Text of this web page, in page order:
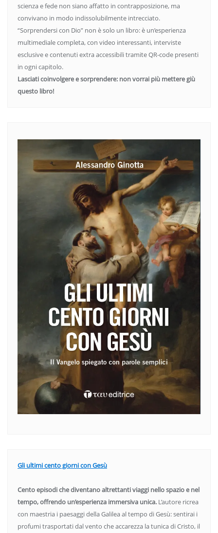
scienza e fede non siano affatto in contrapposizione, ma
convivano in modo indissolubilmente intrecciato.
“Sorprendersi con Dio” non è solo un libro: è un’esperienza
multimediale completa, con video interessanti, interviste
esclusive e contenuti extra accessibili tramite QR-code presenti
in ogni capitolo.
Lasciati coinvolgere e sorprendere: non vorrai più mettere giù
questo libro!
Gli ultimi cento giorni con Gesù
Cento episodi che diventano altrettanti viaggi nello spazio e nel
tempo, offrendo un’esperienza immersiva unica. L’autore ricrea
con maestria i paesaggi della Galilea al tempo di Gesù: sentirai i
profumi trasportati dal vento che accarezza la tunica di Cristo, il